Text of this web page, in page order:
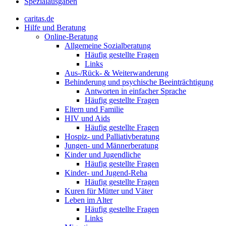
caritas.de
Hilfe und Beratung
Online-Beratung
Allgemeine Sozialberatung
Häufig gestellte Fragen
Links
Aus-/Rück- & Weiterwanderung
Behinderung und psychische Beeinträchtigung
Antworten in einfacher Sprache
Häufig gestellte Fragen
Eltern und Familie
HIV und Aids
Häufig gestellte Fragen
Hospiz- und Palliativberatung
Jungen- und Männerberatung
Kinder und Jugendliche
Häufig gestellte Fragen
Kinder- und Jugend-Reha
Häufig gestellte Fragen
Kuren für Mütter und Väter
Leben im Alter
Häufig gestellte Fragen
Links